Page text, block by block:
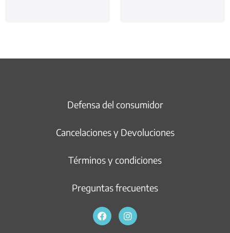
Defensa del consumidor
Cancelaciones y Devoluciones
Términos y condiciones
Preguntas frecuentes